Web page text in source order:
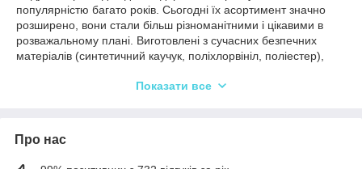
популярністю багато років. Сьогодні їх асортимент значно
розширено, вони стали більш різноманітними і цікавими в
розважальному плані. Виготовлені з сучасних безпечних
матеріалів (синтетичний каучук, поліхлорвініл, поліестер),
починаючи з самого раннього такого.
представлені:
Показати все
Про нас